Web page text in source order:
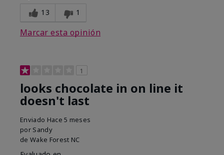
13 1
Marcar esta opinión
1
looks chocolate in on line it
doesn't last
Enviado Hace 5 meses
por Sandy
de Wake Forest NC